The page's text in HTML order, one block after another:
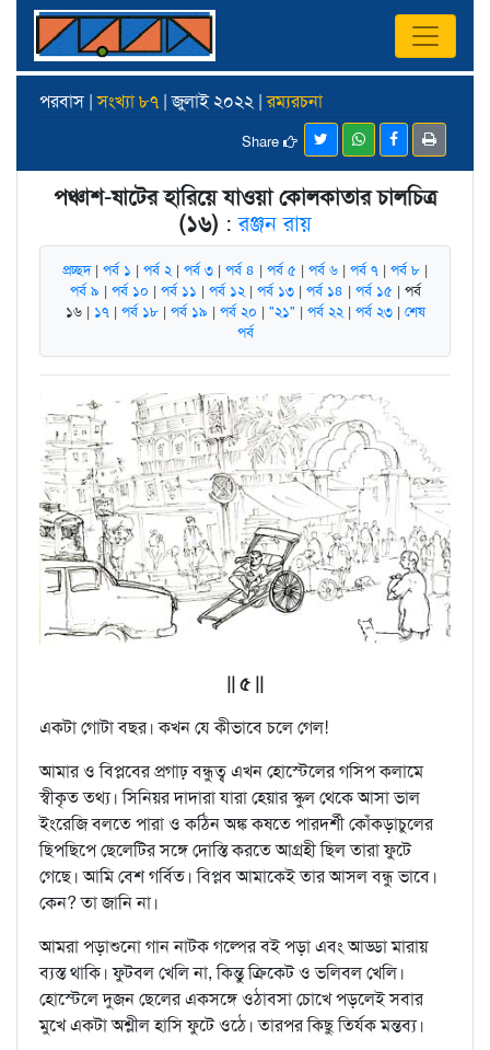
পরবাস |সংখ্যা ৮৭ | জুলাই ২০২২ |রম্যরচনা
Share
পঞ্চাশ-ষাটের হারিয়ে যাওয়া কোলকাতার চালচিত্র
(১৬) :রঞ্জন রায়
প্রচ্ছদ| পর্ব ১ | পর্ব ২ | পর্ব ৩ | পর্ব ৪ | পর্ব ৫ | পর্ব ৬ | পর্ব ৭ | পর্ব ৮ |
পর্ব ৯ | পর্ব ১০ | পর্ব ১১ | পর্ব ১২ | পর্ব ১৩| পর্ব ১৪ | পর্ব ১৫ | পর্ব
১৬ | ১৭ | পর্ব ১৮| পর্ব ১৯ | পর্ব ২০ | "২১" | পর্ব ২২ | পর্ব ২৩| শেষ
পর্ব
|| ৫ ||
একটা গোটা বছর। কখন যে কীভাবে চলে গেল!
আমার ও বিপ্লবের প্রগাঢ় বন্ধুত্ব এখন হোস্টেলের গসিপ কলামে
স্বীকৃত তথ্য। সিনিয়র দাদারা যারা হেয়ার স্কুল থেকে আসা ভাল
ইংরেজি বলতে পারা ও কঠিন অঙ্ক কষতে পারদর্শী কোঁকড়াচুলের
ছিপছিপে ছেলেটির সঙ্গে দোস্তি করতে আগ্রহী ছিল তারা ফুটে
গেছে। আমি বেশ গর্বিত। বিপ্লব আমাকেই তার আসল বন্ধু ভাবে।
কেন? তা জানি না।
আমরা পড়াশুনো গান নাটক গল্পের বই পড়া এবং আড্ডা মারায়
ব্যস্ত থাকি। ফুটবল খেলি না, কিন্তু ক্রিকেট ও ভলিবল খেলি।
হোস্টেলে দুজন ছেলের একসঙ্গে ওঠাবসা চোখে পড়লেই সবার
মুখে একটা অশ্লীল হাসি ফুটে ওঠে। তারপর কিছু তির্যক মন্তব্য।